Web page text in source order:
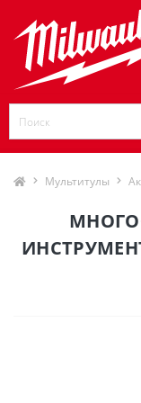
Мультитулы
ИНСТРУМЕНТ